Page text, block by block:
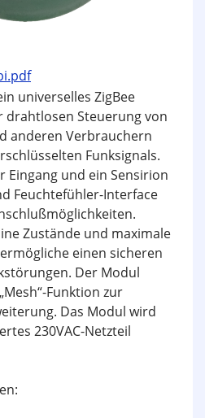
universelles ZigBee
drahtlosen Steuerung von
anderen Verbrauchern
Funksignals.
Eingang und ein Sensirion
Feuchtefühler-Interface
Zustände und maximale
einen sicheren
Der Modul
Funktion zur
Das Modul wird
230VAC-Netzteil